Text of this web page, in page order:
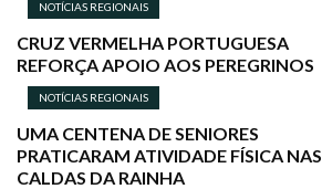
NOTÍCIAS REGIONAIS
CRUZ VERMELHA PORTUGUESA
REFORÇA APOIO AOS PEREGRINOS
NOTÍCIAS REGIONAIS
UMA CENTENA DE SENIORES
PRATICARAM ATIVIDADE FÍSICA NAS
CALDAS DA RAINHA